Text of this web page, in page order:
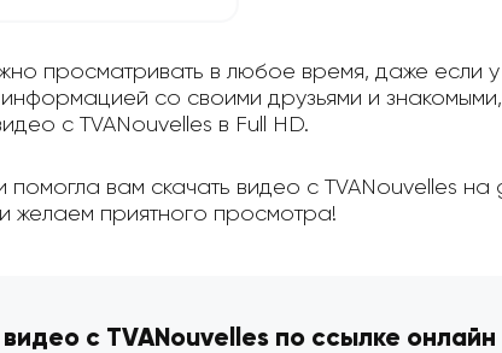
просматривать в любое время, даже если
со своими друзьями и
с TVANouvelles в Full HD.
вам скачать видео с TVANouvelles
желаем приятного просмотра!
с TVANouvelles по ссылке онлайн